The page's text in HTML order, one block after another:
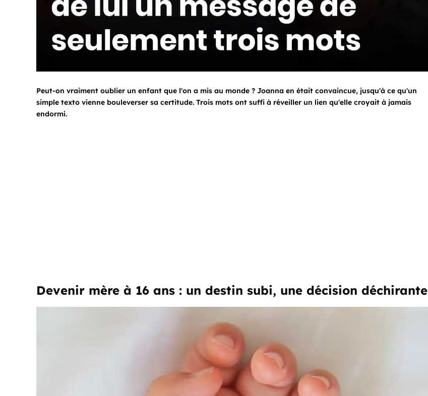
Peut-on vraiment oublier un enfant que l'on a mis au monde ? Joanna en était convaincue, jusqu'à ce qu'un
simple texto vienne bouleverser sa certitude. Trois mots ont suffi à réveiller un lien qu'elle croyait à jamais
endormi.
Devenir mère à 16 ans : un destin subi, une décision déchirante